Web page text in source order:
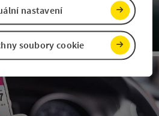
sportů
soubory cookie
nastavení